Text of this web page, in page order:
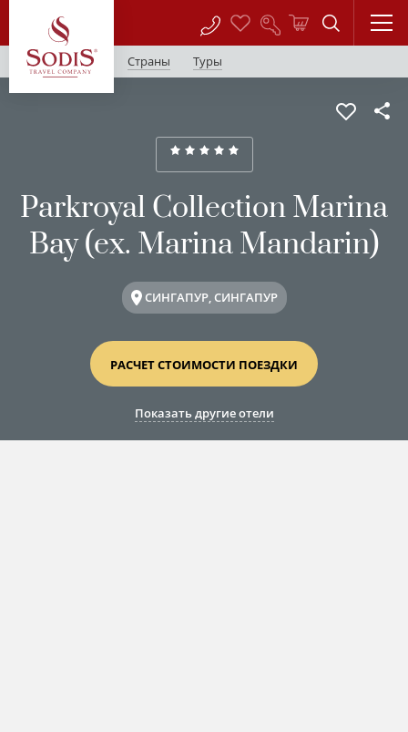
Страны Туры
Parkroyal Collection Marina
Bay (ex. Marina Mandarin)
СИНГАПУР, СИНГАПУР
РАСЧЕТ СТОИМОСТИ ПОЕЗДКИ
Показать другие отели